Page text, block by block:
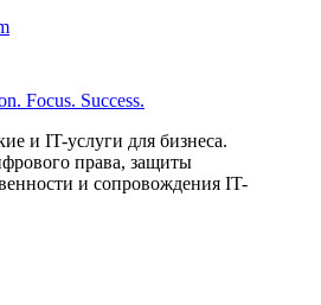
Focus. Success.
и IT-услуги для бизнеса.
права, защиты
и сопровождения IT-